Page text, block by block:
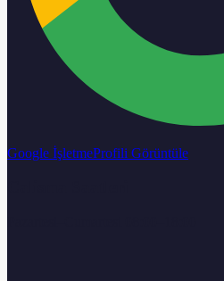
Google İşletmeProfili Görüntüle